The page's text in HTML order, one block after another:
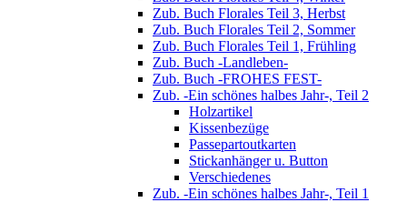
Zub. Buch Florales Teil 3, Herbst
Zub. Buch Florales Teil 2, Sommer
Zub. Buch Florales Teil 1, Frühling
Zub. Buch -Landleben-
Zub. Buch -FROHES FEST-
Zub. -Ein schönes halbes Jahr-, Teil 2
Holzartikel
Kissenbezüge
Passepartoutkarten
Stickanhänger u. Button
Verschiedenes
Zub. -Ein schönes halbes Jahr-, Teil 1